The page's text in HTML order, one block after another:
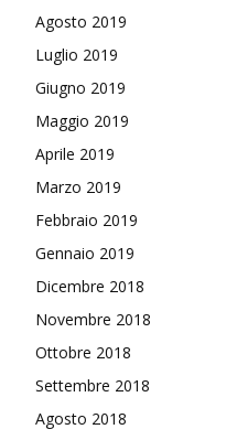
Agosto 2019
Luglio 2019
Giugno 2019
Maggio 2019
Aprile 2019
Marzo 2019
Febbraio 2019
Gennaio 2019
Dicembre 2018
Novembre 2018
Ottobre 2018
Settembre 2018
Agosto 2018